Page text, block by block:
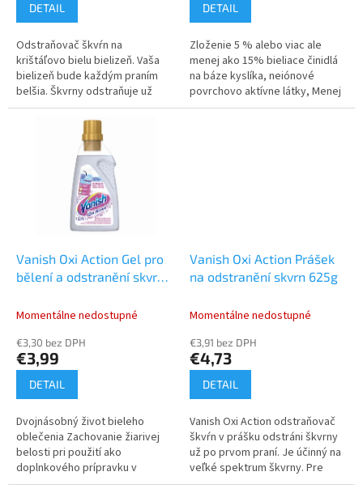
DETAIL
Odstraňovač škvŕn na
krištáľovo bielu bielizeň. Vaša
bielizeň bude každým praním
belšia. Škvrny odstraňuje už
v priebehu 30 sekúnd. Efektívny
predovšetkým na škvrny po...
DETAIL
Zloženie 5 % alebo viac ale
menej ako 15% bieliace činidlá
na báze kyslíka, neiónové
povrchovo aktívne látky, Menej
ako 5% aniónové povrchovo
Vanish Oxi Action Gel pro
bělení a odstranění skvrn
Momentálne nedostupné
€3,30 bez DPH
€3,99
DETAIL
Dvojnásobný život bieleho
oblečenia Zachovanie žiarivej
belosti pri použití ako
doplnkového prípravku v
pracom cykle oproti
Vanish Oxi Action Prášek
na odstranění skvrn 625g
Momentálne nedostupné
€3,91 bez DPH
€4,73
DETAIL
Vanish Oxi Action odstraňovač
škvŕn v prášku odstráni škvrny
už po prvom praní. Je účinný na
veľké spektrum škvrny. Pre
dosiahnutie maximálnej rýchlosti